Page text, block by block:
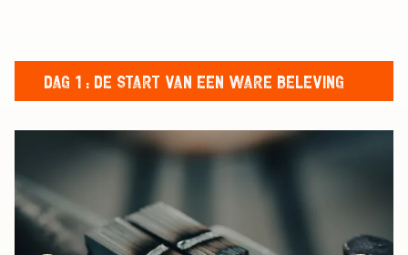
DAG 1 : DE START VAN EEN WARE BELEVING